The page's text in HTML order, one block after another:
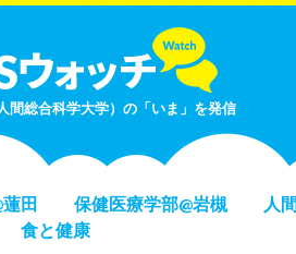
間総合科学大学）の「いま」を発信
蓮田 保健医療学部@岩槻 人
食と健康